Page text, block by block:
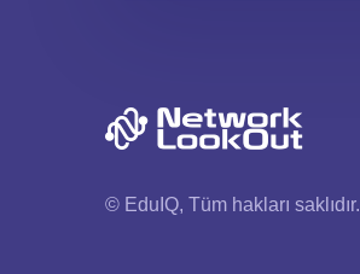
© EduIQ, Tüm hakları saklıdır.